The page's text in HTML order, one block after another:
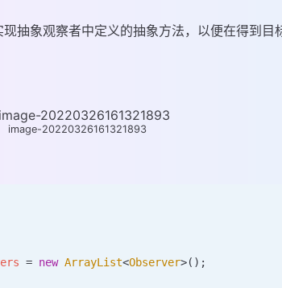
抽象观察者中定义的抽象方法，以便在得到目
image-20220326161321893
= new ArrayList<Observer>() ;